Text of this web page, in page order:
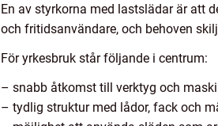
En av styrkorna med lastslädar är att
och fritidsanvändare, och behoven
För yrkesbruk står följande i centrum:
– snabb åtkomst till verktyg och
– tydlig struktur med lådor, fack och